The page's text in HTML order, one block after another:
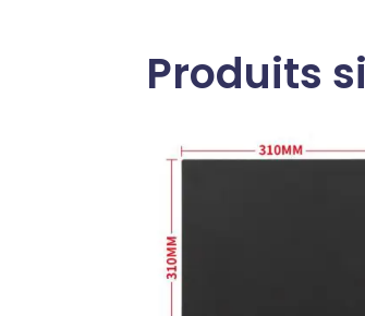
Produits